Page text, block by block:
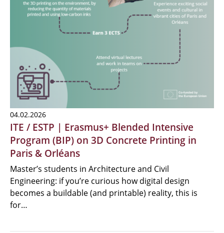
04.02.2026
ITE / ESTP | Erasmus+ Blended Intensive
Program (BIP) on 3D Concrete Printing in
Paris & Orléans
Master’s students in Architecture and Civil
Engineering: if you’re curious how digital design
becomes a buildable (and printable) reality, this is
for…